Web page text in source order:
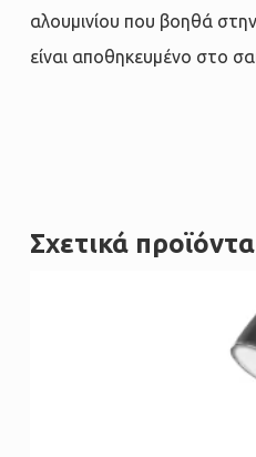
αλουμινίου που βοηθά
είναι αποθηκευμένο στο
Σχετικά προϊόντα